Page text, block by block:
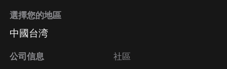
選擇您的地區
中國台湾
公司信息 社區